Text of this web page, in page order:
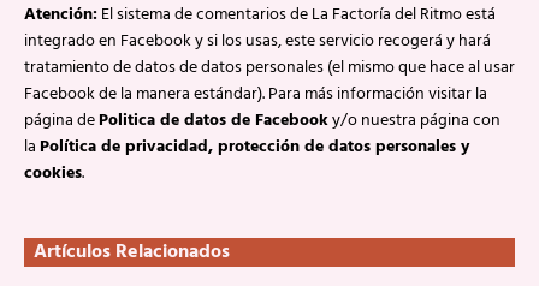
Atención:El sistema de comentarios de La Factoría del Ritmo está
integrado en Facebook y si los usas, este servicio recogerá y hará
tratamiento de datos de datos personales (el mismo que hace al usar
Facebook de la manera estándar). Para más información visitar la
página dePolitica de datos de Facebooky/o nuestra página con
laPolítica de privacidad, protección de datos personales y
cookies.
Artículos Relacionados